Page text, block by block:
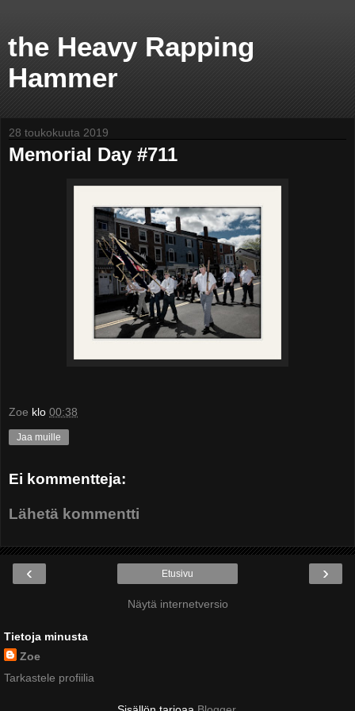
the Heavy Rapping
Hammer
28 toukokuuta 2019
Memorial Day #711
Zoe klo 00:38
Jaa muille
Ei kommentteja:
Lähetä kommentti
‹ ›
Etusivu
Näytä internetversio
Tietoja minusta
Zoe
Tarkastele profiilia